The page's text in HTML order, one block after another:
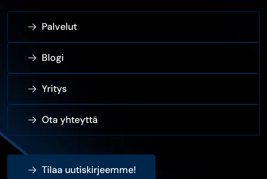
Palvelut
Blogi
Yritys
Ota yhteyttä
Tilaa uutiskirjeemme!